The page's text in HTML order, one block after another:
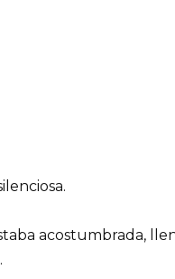
acostumbrada,